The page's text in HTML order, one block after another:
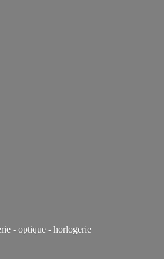
- optique - horlogerie